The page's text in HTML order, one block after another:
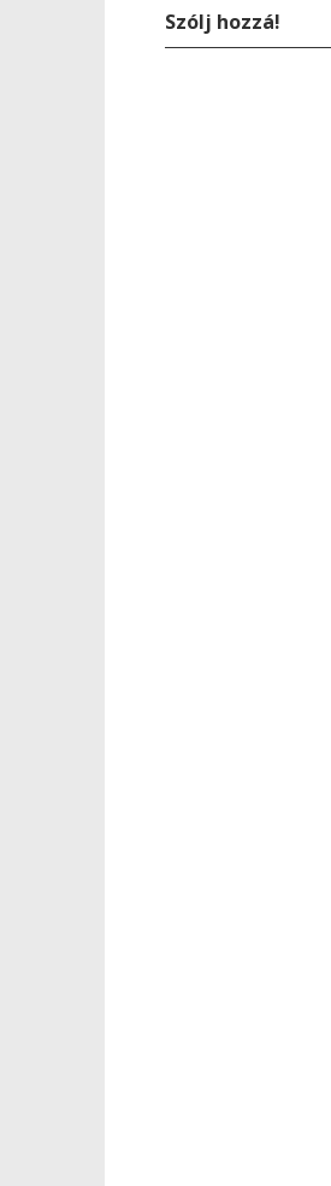
Szólj hozzá!